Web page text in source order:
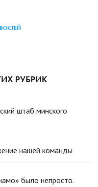
РУБРИК
штаб минского
нашей команды
было непросто.